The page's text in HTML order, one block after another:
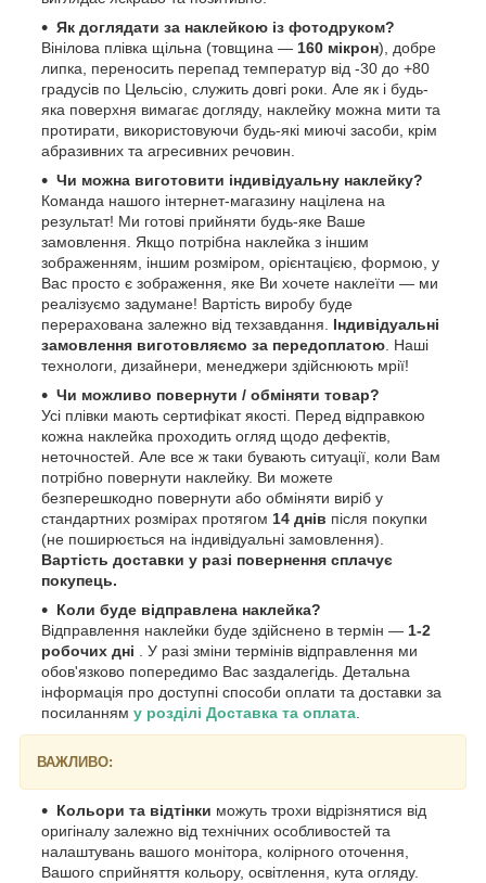
Як доглядати за наклейкою із фотодруком?
Вінілова плівка щільна (товщина — 160 мікрон), добре
липка, переносить перепад температур від -30 до +80
градусів по Цельсію, служить довгі роки. Але як і будь-
яка поверхня вимагає догляду, наклейку можна мити та
протирати, використовуючи будь-які миючі засоби, крім
абразивних та агресивних речовин.
Чи можна виготовити індивідуальну наклейку?
Команда нашого інтернет-магазину націлена на
результат! Ми готові прийняти будь-яке Ваше
замовлення. Якщо потрібна наклейка з іншим
зображенням, іншим розміром, орієнтацією, формою, у
Вас просто є зображення, яке Ви хочете наклеїти — ми
реалізуємо задумане! Вартість виробу буде
перерахована залежно від техзавдання. Індивідуальні
замовлення виготовляємо за передоплатою . Наші
технологи, дизайнери, менеджери здійснюють мрії!
Чи можливо повернути / обміняти товар?
Усі плівки мають сертифікат якості. Перед відправкою
кожна наклейка проходить огляд щодо дефектів,
неточностей. Але все ж таки бувають ситуації, коли Вам
потрібно повернути наклейку. Ви можете
безперешкодно повернути або обміняти виріб у
стандартних розмірах протягом 14 днів після покупки
(не поширюється на індивідуальні замовлення).
Вартість доставки у разі повернення сплачує
покупець.
Коли буде відправлена наклейка?
Відправлення наклейки буде здійснено в термін — 1-2
робочих дні . У разі зміни термінів відправлення ми
обов'язково попередимо Вас заздалегідь. Детальна
інформація про доступні способи оплати та доставки за
посиланням у розділі Доставка та оплата
ВАЖЛИВО:
Кольори та відтінки можуть трохи відрізнятися від
оригіналу залежно від технічних особливостей та
налаштувань вашого монітора, колірного оточення,
Вашого сприйняття кольору, освітлення, кута огляду.